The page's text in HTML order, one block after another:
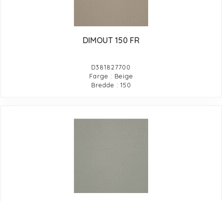
DIMOUT 150 FR
D381827700
Farge : Beige
Bredde : 150